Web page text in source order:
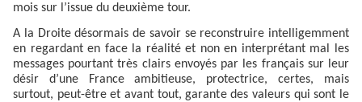
mois sur l’issue du deuxième tour.
A la Droite désormais de savoir se reconstruire intelligemment
en regardant en face la réalité et non en interprétant mal les
messages pourtant très clairs envoyés par les français sur leur
désir d’une France ambitieuse, protectrice, certes, mais
surtout, peut-être et avant tout, garante des valeurs qui sont le